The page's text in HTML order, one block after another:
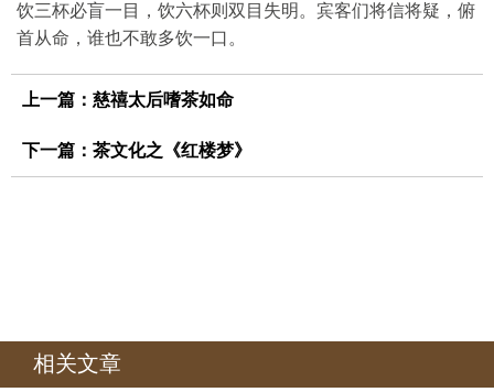
饮三杯必盲一目，饮六杯则双目失明。宾客们将信将疑，俯
首从命，谁也不敢多饮一口。
上一篇： 慈禧太后嗜茶如命
下一篇： 茶文化之《红楼梦》
相关文章